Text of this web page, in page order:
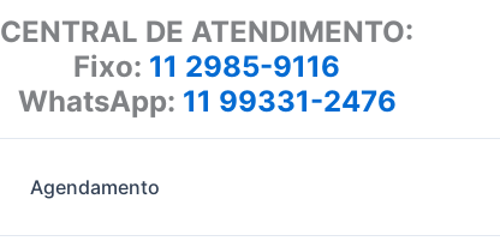
CENTRAL DE ATENDIMENTO:
Fixo: 11 2985-9116
WhatsApp: 11 99331-2476
Agendamento